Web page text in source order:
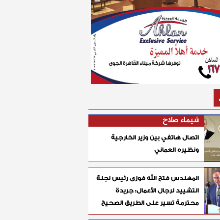
شيماء صلاح
اتصال هاتفي بين وزير الخارجية
ونظيره العماني
المهندس فتح الله فوزى رئيس لجنة
التشييد لرجال الأعمال: جريدة
محترمة تسير على الطريق الصحيح